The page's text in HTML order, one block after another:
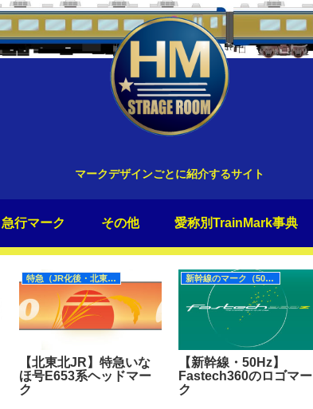
マークデザインごとに紹介するサイト
急行マーク その他 愛称別TrainMark事典
特急（JR化後・北東北）
【北東北JR】特急いな
ほ号E653系ヘッドマー
ク
新幹線のマーク（50Hz）
【新幹線・50Hz】
Fastech360のロゴマー
ク